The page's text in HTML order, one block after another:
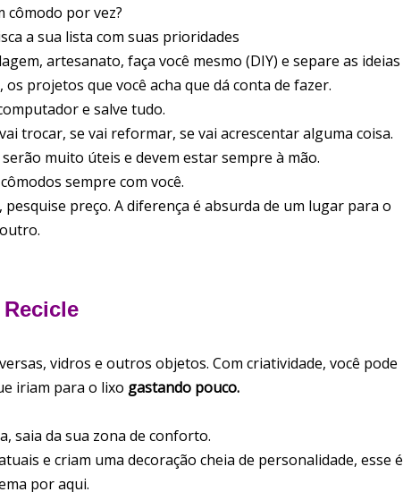
cômodo por vez?
a sua lista com suas prioridades
artesanato, faça você mesmo (DIY) e separe as ideias
projetos que você acha que dá conta de fazer.
e salve tudo.
trocar, se vai reformar, se vai acrescentar alguma coisa.
muito úteis e devem estar sempre à mão.
sempre com você.
preço. A diferença é absurda de um lugar para o
outro.
vidros e outros objetos. Com criatividade, você pode
iriam para o lixo gastando pouco.
saia da sua zona de conforto.
e criam uma decoração cheia de personalidade, esse é
por aqui.